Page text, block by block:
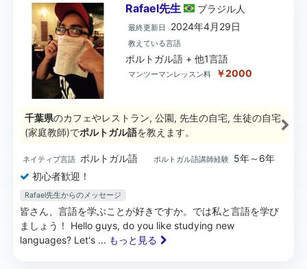
Rafael先生 ブラジル人
最終更新日 2024年4月29日
教えている言語
ポルトガル語 + 他1言語
マンツーマンレッスン料 ￥2000
千葉県のカフェやレストラン, 公園, 先生の自宅, 生徒の自宅
(家庭教師)でポルトガル語を教えます。
ネイティブ言語 ポルトガル語 ポルトガル語講師経験
5年～6年
初心者歓迎！
Rafael先生からのメッセージ
皆さん、言語を学ぶことが好きですか。では私と言語を学び
ましょう！ Hello guys, do you like studying new
languages? Let's ... もっと見る